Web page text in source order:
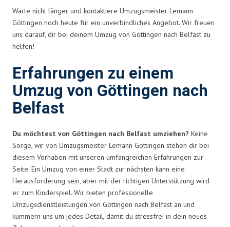
Warte nicht länger und kontaktiere Umzugsmeister Lemann
Göttingen noch heute für ein unverbindliches Angebot. Wir freuen
uns darauf, dir bei deinem Umzug von Göttingen nach Belfast zu
helfen!
Erfahrungen zu einem
Umzug von Göttingen nach
Belfast
Du möchtest von Göttingen nach Belfast umziehen? Keine
Sorge, wir von Umzugsmeister Lemann Göttingen stehen dir bei
diesem Vorhaben mit unseren umfangreichen Erfahrungen zur
Seite. Ein Umzug von einer Stadt zur nächsten kann eine
Herausforderung sein, aber mit der richtigen Unterstützung wird
er zum Kinderspiel. Wir bieten professionelle
Umzugsdienstleistungen von Göttingen nach Belfast an und
kümmern uns um jedes Detail, damit du stressfrei in dein neues